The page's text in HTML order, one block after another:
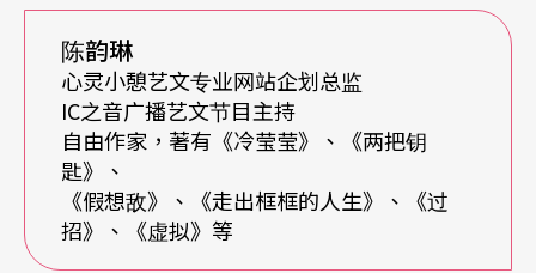
年轻人当中，颠覆了上流社会的阶级观。而《情迷
哈瓦那》，异曲同工，以强势文化下的美国女孩，
爱上古巴舞蹈，进入古巴舞厅，颠覆著文化霸权下
的种族优越感。
《热舞骚莎》更推进一步。在这部电影中，古巴已
然成为文化主体，不再是强势文化殖民下缺乏自我
陈韵琳
心灵小憩艺文专业网站企划总监
IC之音广播艺文节目主持
自由作家，著有《冷莹莹》、《两把钥
匙》、
《假想敌》、《走出框框的人生》、《过
招》、《虚拟》等